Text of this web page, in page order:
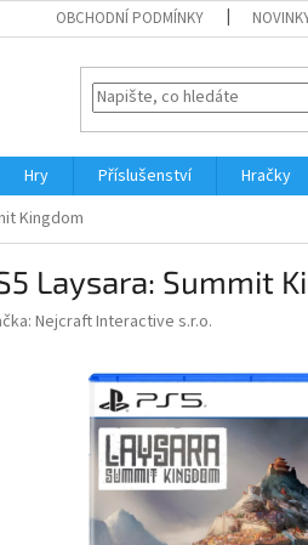
OBCHODNÍ PODMÍNKY
Hry Příslušenství Hračky
Kingdom
Laysara: Summit
Nejcraft Interactive s.r.o.